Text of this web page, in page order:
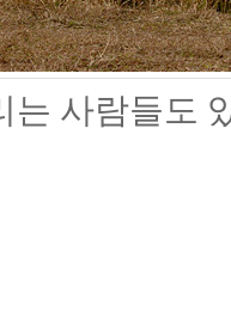
는 사람들도